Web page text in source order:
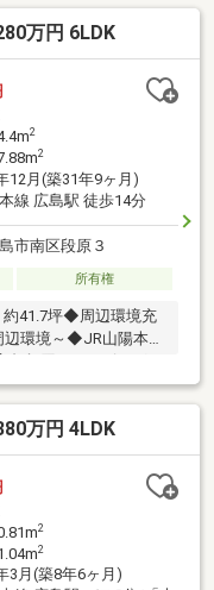
備食洗機付きシステ
インターホン完備。
省指定の瑕疵保険付
です。尾長小学校ま
です。住まいに関する
万円 6LDK
2
2
12月(築31年9ヶ月)
線 広島駅 徒歩14分
市南区段原３
所有権
41.7坪◆周辺環境充
環境～◆JR山陽本線
段原ショッピングセ
ブン広島段原３丁目
段原中央」まで徒歩
万円 4LDK
2
2
3月(築8年6ヶ月)